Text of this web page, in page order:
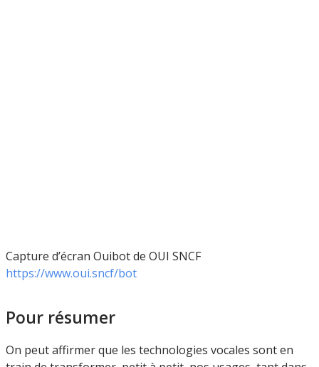
Capture d’écran Ouibot de OUI SNCF
https://www.oui.sncf/bot
Pour résumer
On peut affirmer que les technologies vocales sont en